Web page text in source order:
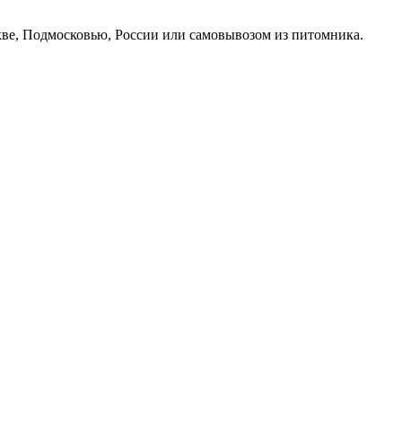
Подмосковью, России или самовывозом из питомника.